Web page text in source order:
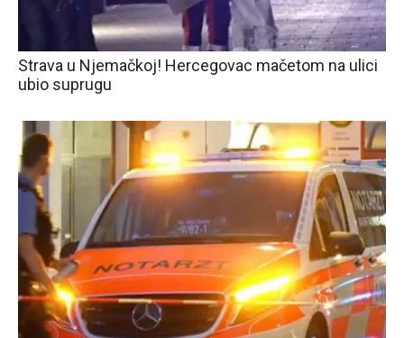
Strava u Njemačkoj! Hercegovac mačetom na ulici
ubio suprugu